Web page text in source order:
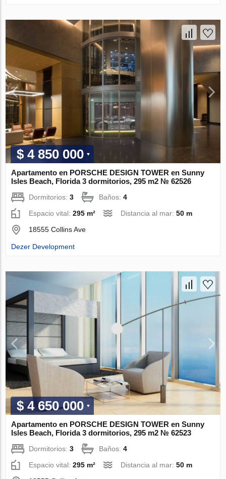
$ 4 850 000
Apartamento en PORSCHE DESIGN TOWER en Sunny
Isles Beach, Florida 3 dormitorios, 295 m2 № 62526
Dormitorios:3 Baños:4
Espacio vital:295 m² Distancia al mar:50 m
18555 Collins Ave
Dezer Development
$ 4 650 000
Apartamento en PORSCHE DESIGN TOWER en Sunny
Isles Beach, Florida 3 dormitorios, 295 m2 № 62523
Dormitorios:3 Baños:4
Espacio vital:295 m² Distancia al mar:50 m